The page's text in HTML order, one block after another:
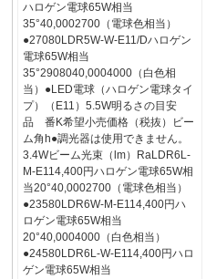
ハロゲン電球65W相当
35°40,0002700（電球色相当）
●27080LDR5W-W-E11/Dハロゲン
電球65W相当
35°2908040,0004000（白色相
当）●LED電球（ハロゲン電球タイ
プ）（E11）5.5W明るさの目安
品 番K希望小売価格（税抜）ビー
ム角h●調光器は使用できません。
3.4Wビーム光束（lm）RaLDR6L-
M-E114,400円ハロゲン電球65W相
当20°40,0002700（電球色相当）
●23580LDR6W-M-E114,400円ハ
ロゲン電球65W相当
20°40,0004000（白色相当）
●24580LDR6L-W-E114,400円ハロ
ゲン電球65W相当